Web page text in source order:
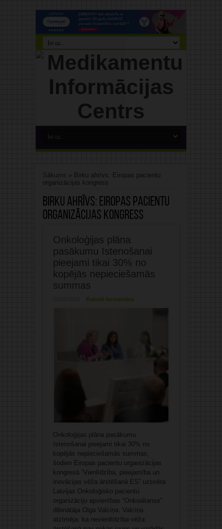
Sākums » Birku ahrīvs: Eiropas pacientu
organizācijas kongress
Birku ahrīvs: Eiropas pacientu
organizācijas kongress
Onkoloģijas plāna
pasākumu īstenošanai
pieejami tikai 30% no
kopējās nepieciešamās
summas
Rakstīt komentāru
Onkoloģijas plāna pasākumu
īstenošanai pieejami tikai 30% no
kopējās nepieciešamās summas,
šodien Eiropas pacientu organizācijas
kongresā “Vienlīdzība, pieejamība un
inovācijas vēža ārstēšanā ES” uzsvēra
Latvijas Onkoloģisko pacientu
organizāciju apvienības “Onkoalianse”
dibinātāja Olga Valciņa. Valciņa
atzīmēja, ka nevienlīdzība vēža